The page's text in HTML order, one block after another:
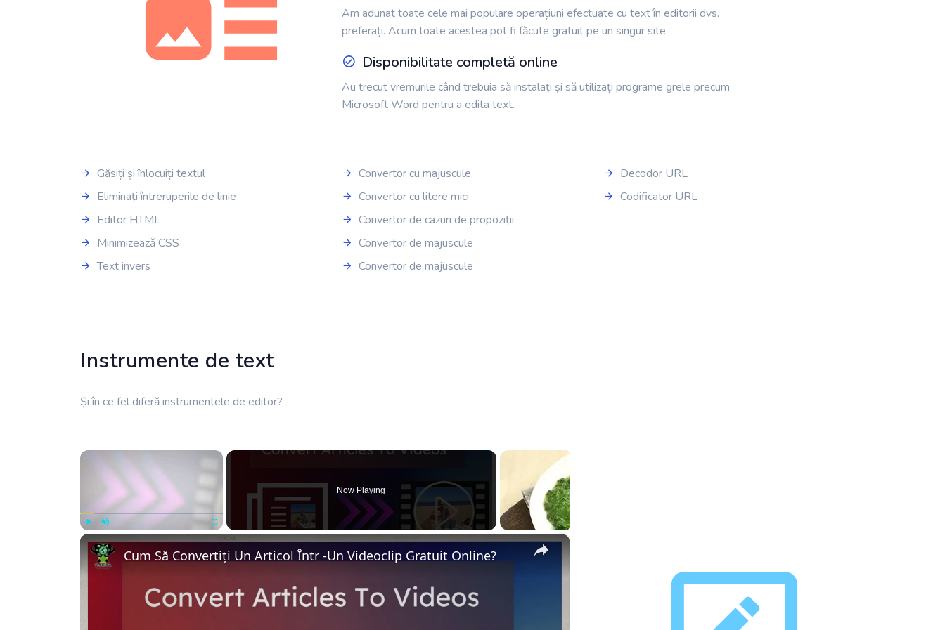
Am adunat toate cele mai populare operațiuni efectuate cu text în editorii dvs.
preferați. Acum toate acestea pot fi făcute gratuit pe un singur site
Disponibilitate completă online
Au trecut vremurile când trebuia să instalați și să utilizați programe grele precum
Microsoft Word pentru a edita text.
Găsiți și înlocuiți textul
Eliminați întreruperile de linie
Editor HTML
Minimizează CSS
Text invers
Convertor cu majuscule
Convertor cu litere mici
Convertor de cazuri de propoziții
Convertor de majuscule
Convertor de majuscule
Decodor URL
Codificator URL
Instrumente de text
Și în ce fel diferă instrumentele de editor?
×
Now Playing
×
Cum Să Convertiți Un Articol Într -Un Videoclip Gratuit Online?